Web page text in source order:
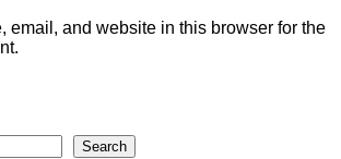
email, and website in this browser for the
Search